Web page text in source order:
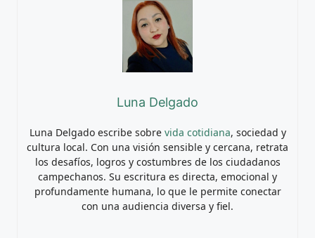
Luna Delgado
Luna Delgado escribe sobre vida cotidiana, sociedad y
cultura local. Con una visión sensible y cercana, retrata
los desafíos, logros y costumbres de los ciudadanos
campechanos. Su escritura es directa, emocional y
profundamente humana, lo que le permite conectar
con una audiencia diversa y fiel.